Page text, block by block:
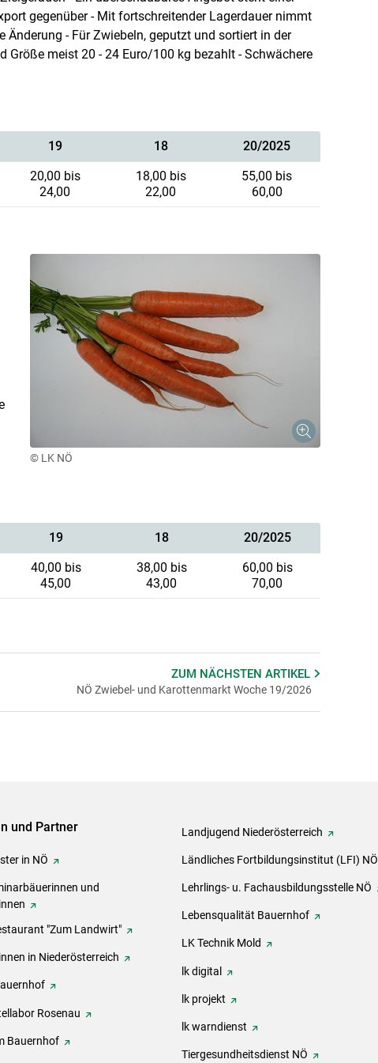
gegenüber - Mit fortschreitender Lagerdauer nimmt
Änderung - Für Zwiebeln, geputzt und sortiert in der
Größe meist 20 - 24 Euro/100 kg bezahlt - Schwächere
19 18
20/2025
20,00 bis
24,00
18,00 bis
22,00
55,00 bis
60,00
© LK NÖ
19 18
20/2025
40,00 bis
45,00
38,00 bis
43,00
60,00 bis
70,00
ZUM NÄCHSTENARTIKEL
NÖ Zwiebel- und Karottenmarkt Woche 19/2026
und Partner
in NÖ
und
"Zum Landwirt"
in Niederösterreich
Rosenau
Bauernhof
Landjugend Niederösterreich
Ländliches Fortbildungsinstitut (LFI) NÖ
Lehrlings- u. Fachausbildungsstelle NÖ
Lebensqualität Bauernhof
LK Technik Mold
lk digital
lk projekt
lk warndienst
Tiergesundheitsdienst NÖ